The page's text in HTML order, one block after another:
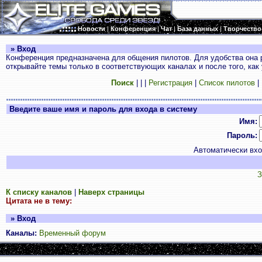
Новости|Конференция|Чат|База данных|Творчество
» Вход
Конференция предназначена для общения пилотов. Для удобства
открывайте темы только в соответствующих каналах и после того,
Поиск
Регистрация Список пилотов
Введите ваше имя и пароль для входа в систему
Имя:
Пароль:
Автоматически
К списку каналов
Наверх страницы
Цитата не в тему:
» Вход
Каналы: Временный форум